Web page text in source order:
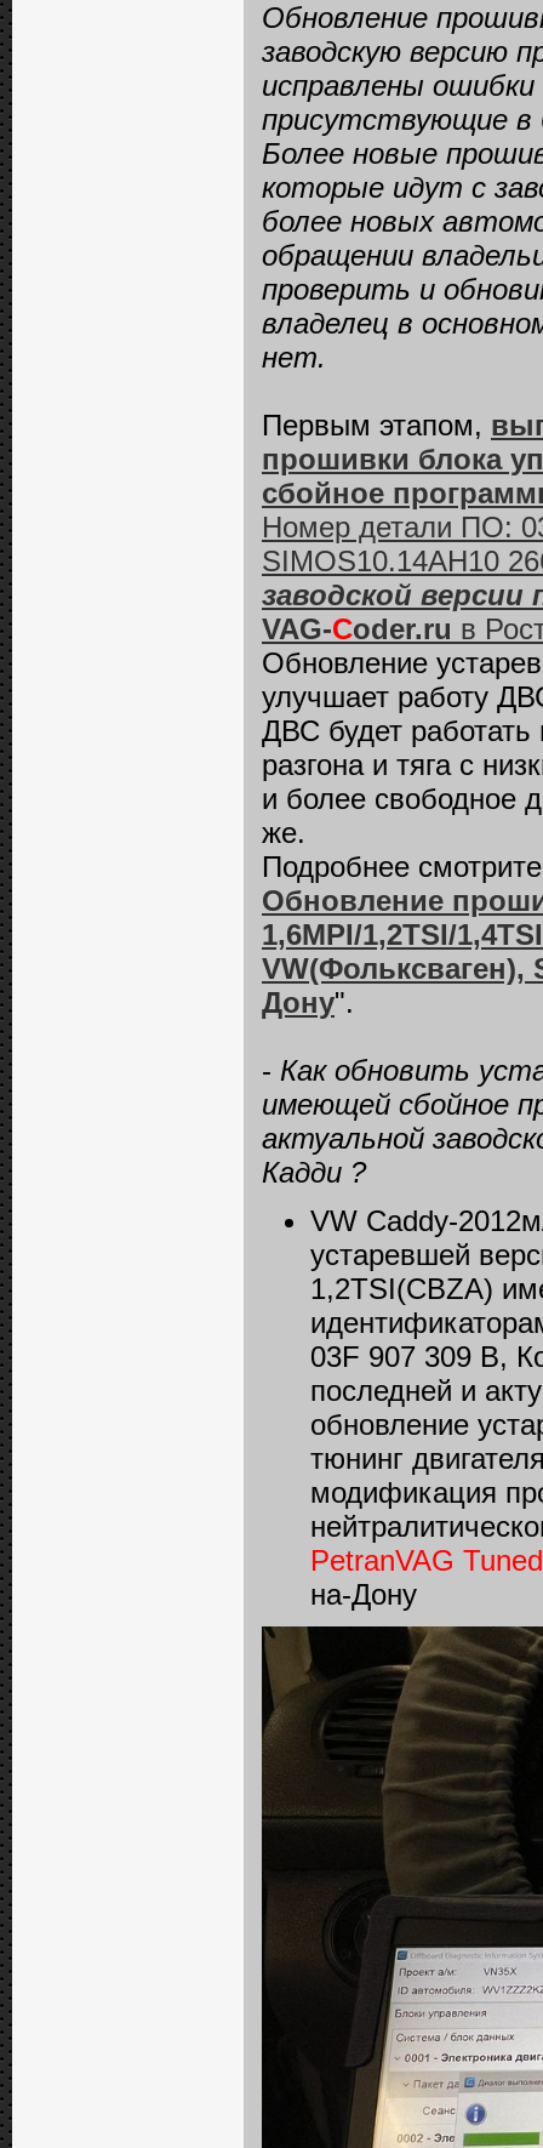
Обновление
заводскую версию
исправлены ошибки
присутствующие в
Более новые
которые идут с
более новых
обращении
проверить и
владелец в
нет.
Первым этапом,
прошивки блока
сбойное
Номер детали ПО:
SIMOS10.14AH10
заводской
VAG-Coder.ru в
Обновление
улучшает работу
ДВС будет
разгона и тяга с
и более свободное
же.
Подробнее
Обновление
1,6MPI/1,2TSI/
VW(Фольксваген),
Дону".
- Как обновить
имеющей сбойное
актуальной
Кадди ?
VW Caddy-
устаревшей
1,2TSI(CBZA)
03F 907 309 B,
последней и
обновление
тюнинг
модификация
PetranVAG Tuned
на-Дону